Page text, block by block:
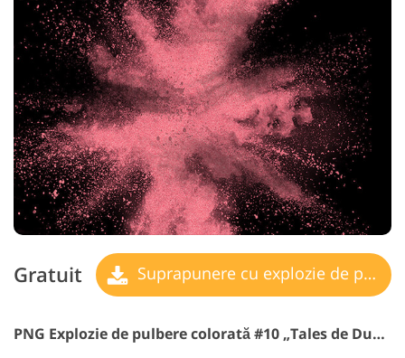
Gratuit Suprapunere cu explozie de pulbere
PNG Explozie de pulbere colorată #10 „Tales de Dunes”